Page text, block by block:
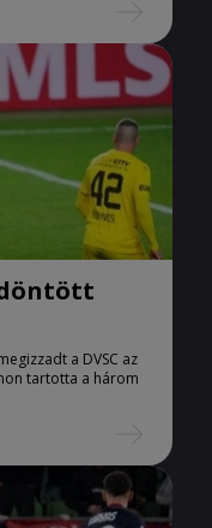
a DVSC az
tartotta a három